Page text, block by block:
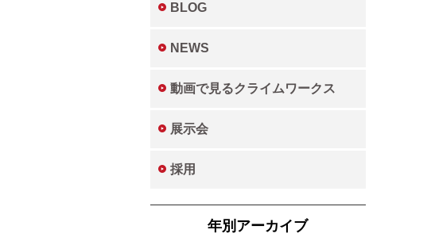
BLOG
NEWS
動画で見るクライムワークス
展示会
採用
年別アーカイブ